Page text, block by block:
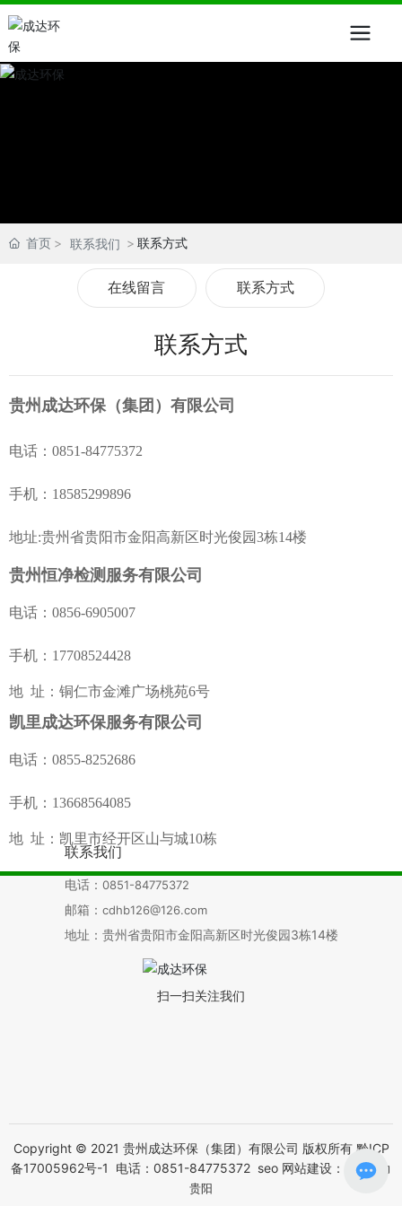
首页 联系我们 联系方式
在线留言 联系方式
联系方式
贵州成达环保（集团）有限公司
电话： 0851-84775372
手机： 18585299896
地址:贵州省贵阳市金阳高新区时光俊园3栋14楼
贵州恒净检测服务有限公司
电话： 0856-6905007
手机： 17708524428
地 址：铜仁市金滩广场桃苑6号
凯里成达环保服务有限公司
电话： 0855-8252686
手机： 13668564085
地 址：凯里市经开区山与城10栋
联系我们
电话： 0851-84775372
邮箱： cdhb126@126.com
地址：贵州省贵阳市金阳高新区时光俊园3栋14楼
扫一扫关注我们
Copyright © 2021 贵州成达环保（集团）有限公司 版权所有 黔ICP
备17005962号-1
电话： 0851-84775372 seo 网站建设：
中企动力
贵阳